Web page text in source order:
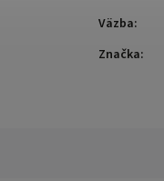
Väzba:
Značka: